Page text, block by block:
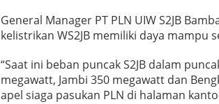
General Manager PT PLN UIW S2JB
kelistrikan WS2JB memiliki daya mampu
“Saat ini beban puncak S2JB dalam
megawatt, Jambi 350 megawatt dan
apel siaga pasukan PLN di halaman